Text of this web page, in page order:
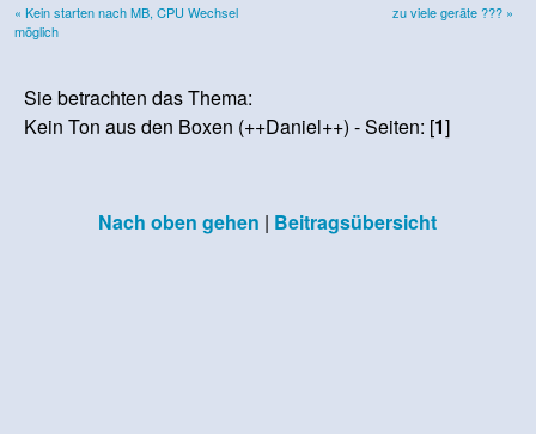
« Kein starten nach MB, CPU Wechsel
möglich
zu viele geräte ??? »
Sie betrachten das Thema:
Kein Ton aus den Boxen (++Daniel++) - Seiten: [1]
Nach oben gehen | Beitragsübersicht